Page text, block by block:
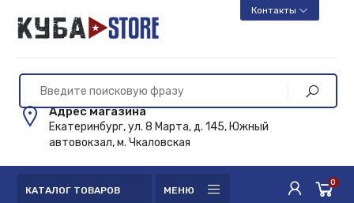
Контакты
Адрес магазина
Екатеринбург, ул. 8 Марта, д. 145, Южный
автовокзал, м. Чкаловская
КАТАЛОГ ТОВАРОВ МЕНЮ
0